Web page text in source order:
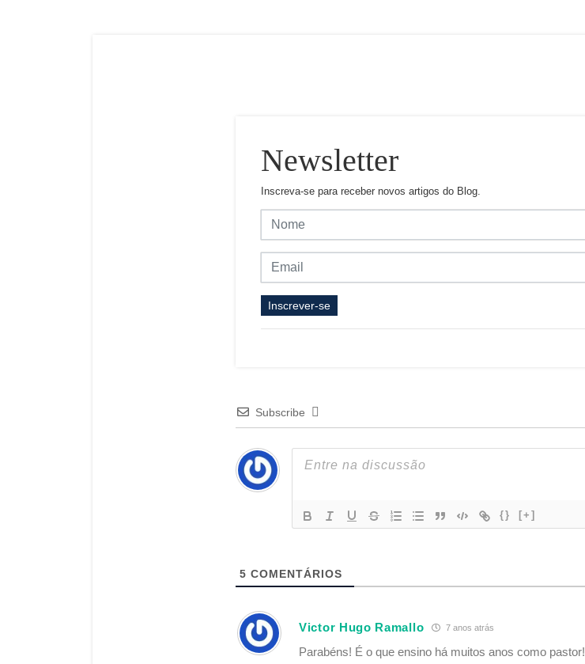
Newsletter
Inscreva-se para receber novos artigos do Blog.
Inscrever-se
Subscribe
{} [+]
5 COMENTÁRIOS
Victor Hugo Ramallo 7 anos atrás
Parabéns! É o que ensino há muitos anos como pastor!